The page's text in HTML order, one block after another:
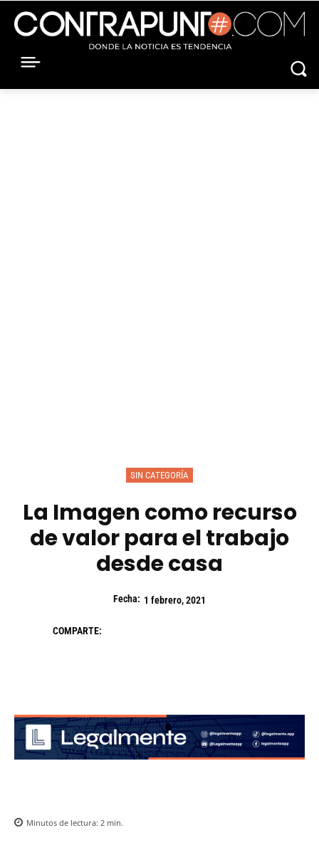
SIN CATEGORÍA
La Imagen como recurso
de valor para el trabajo
desde casa
Fecha: 1 febrero, 2021
COMPARTE:
Minutos de lectura: 2 min.